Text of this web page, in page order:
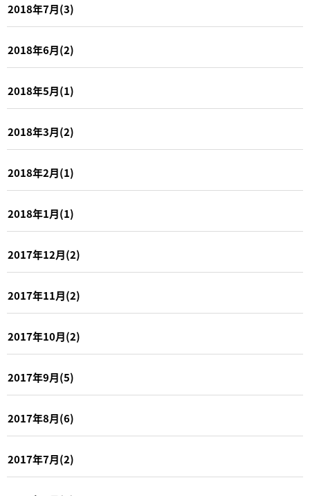
2018年7月(3)
2018年6月(2)
2018年5月(1)
2018年3月(2)
2018年2月(1)
2018年1月(1)
2017年12月(2)
2017年11月(2)
2017年10月(2)
2017年9月(5)
2017年8月(6)
2017年7月(2)